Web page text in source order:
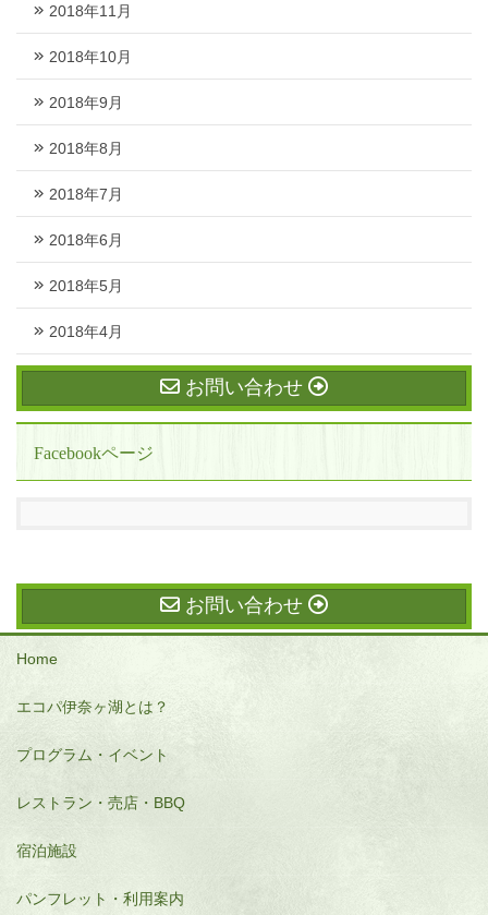
2018年11月
2018年10月
2018年9月
2018年8月
2018年7月
2018年6月
2018年5月
2018年4月
お問い合わせ
Facebookページ
お問い合わせ
Home
エコパ伊奈ヶ湖とは？
プログラム・イベント
レストラン・売店・BBQ
宿泊施設
パンフレット・利用案内